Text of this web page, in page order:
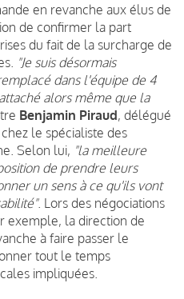
en revanche aux élus de
de confirmer la part
du fait de la surcharge de
"Je suis désormais
dans l'équipe de 4
alors même que la
Benjamin Piraud, délégué
le spécialiste des
Selon lui, "la meilleure
de prendre leurs
un sens à ce qu'ils vont
. Lors des négociations
exemple, la direction de
à faire passer le
tout le temps
impliquées.